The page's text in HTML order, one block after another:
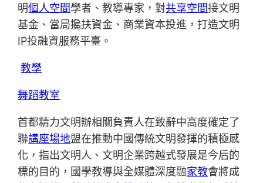
明個人空間學者、教導專家，對共享空間接文明
基金、當局攙扶資金、商業資本投進，打造文明
IP投融資服務平臺。
教學
舞蹈教室
首都精力文明辦相關負責人在致辭中高度確定了
聯講座場地盟在推動中國傳統文明發揮的積極感
化，指出文明人、文明企業跨越式發展是今后的
標的目的，國學教導與全媒體深度融家教會將成